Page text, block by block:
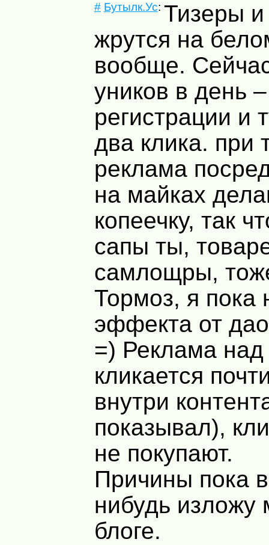
# Бутылк.Ус: Тизеры
жрутся на
вообще.
уников в день
регистрации и
два клика. при
реклама
на майках
копеечку, так
сапы ты,
самлощры,
Тормоз, я пока
эффекта от
=) Реклама
кликается
внутри
показывал),
не покупают.
Причины пока
нибудь изложу
блоге.